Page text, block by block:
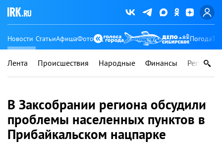
Новости СтатьиАфишаФото Погода
Лента Происшествия Народные Финансы Регионы
В Заксобрании региона обсудили
проблемы населенных пунктов в
Прибайкальском нацпарке